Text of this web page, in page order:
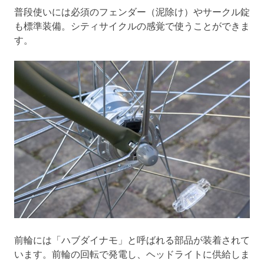
普段使いには必須のフェンダー（泥除け）やサークル錠
も標準装備。シティサイクルの感覚で使うことができま
す。
前輪には「ハブダイナモ」と呼ばれる部品が装着されて
います。前輪の回転で発電し、ヘッドライトに供給しま